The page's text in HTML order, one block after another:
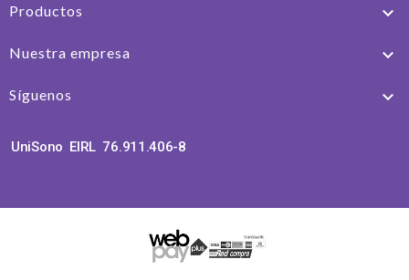
Productos 
Nuestra empresa 
Síguenos 
UniSono EIRL 76.911.406-8